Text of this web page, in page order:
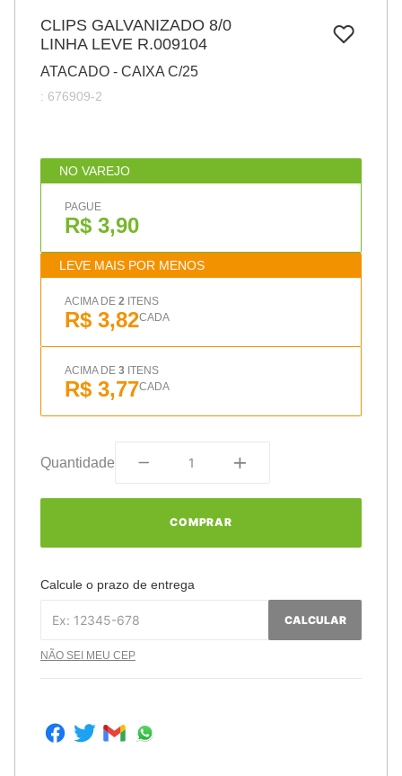
CLIPS GALVANIZADO 8/0
LINHA LEVE R.009104
ATACADO - CAIXA C/25
: 676909-2
NO VAREJO
PAGUE
R$ 3,90
LEVE MAIS POR MENOS
ACIMA DE 2 ITENS
R$ 3,82CADA
ACIMA DE 3 ITENS
R$ 3,77CADA
Quantidade
COMPRAR
Calcule o prazo de entrega
CALCULAR
NÃO SEI MEU CEP
pincel
cola
barbante